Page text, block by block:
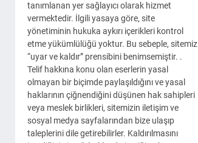
tanımlanan yer sağlayıcı olarak hizmet
vermektedir. İlgili yasaya göre, site
yönetiminin hukuka aykırı içerikleri kontrol
etme yükümlülüğü yoktur. Bu sebeple, sitemiz
“uyar ve kaldır” prensibini benimsemiştir. .
Telif hakkına konu olan eserlerin yasal
olmayan bir biçimde paylaşıldığını ve yasal
haklarının çiğnendiğini düşünen hak sahipleri
veya meslek birlikleri, sitemizin iletişim ve
sosyal medya sayfalarından bize ulaşıp
taleplerini dile getirebilirler. Kaldırılmasını